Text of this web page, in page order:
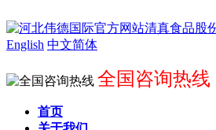
English 中文简体
全国咨询热线
首页